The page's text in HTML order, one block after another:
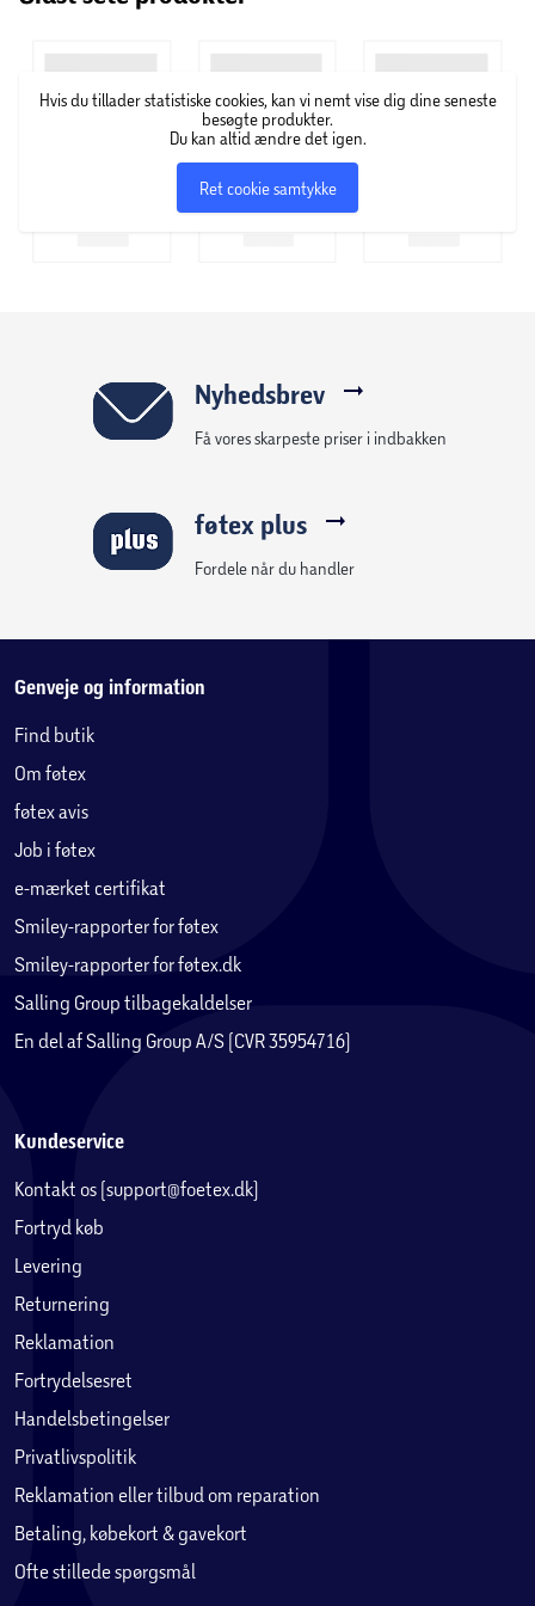
den gode smag.
Hvis du tillader statistiske cookies, kan vi nemt vise dig dine seneste
besøgte produkter.
Du kan altid ændre det igen.
Ret cookie samtykke
Nyhedsbrev
Få vores skarpeste priser i indbakken
føtex plus
Fordele når du handler
Genveje og information
Find butik
Om føtex
føtex avis
Job i føtex
e-mærket certifikat
Smiley-rapporter for føtex
Smiley-rapporter for føtex.dk
Salling Group tilbagekaldelser
En del af Salling Group A/S (CVR 35954716)
Kundeservice
Kontakt os (support@foetex.dk)
Fortryd køb
Levering
Returnering
Reklamation
Fortrydelsesret
Handelsbetingelser
Privatlivspolitik
Reklamation eller tilbud om reparation
Betaling, købekort & gavekort
Ofte stillede spørgsmål